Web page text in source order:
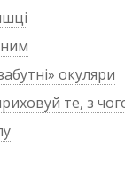
окуляри
те, з